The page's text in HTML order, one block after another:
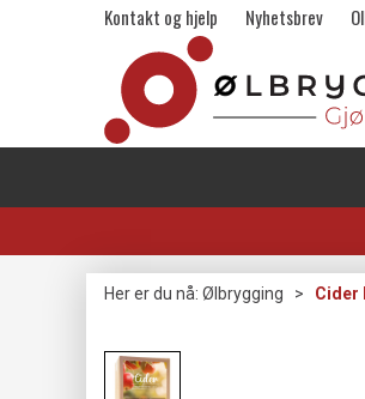
Kontakt og hjelp Nyhetsbrev
Her er du nå: Ølbrygging > Cider